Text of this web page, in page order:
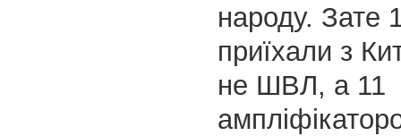
народу.
приїхали з
не ШВЛ, а 11